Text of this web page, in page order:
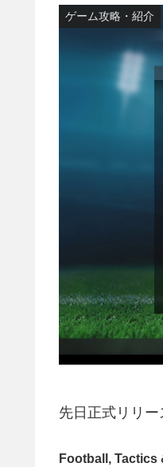
ゲーム攻略・紹介
先日正式リリ
Football, Tactics